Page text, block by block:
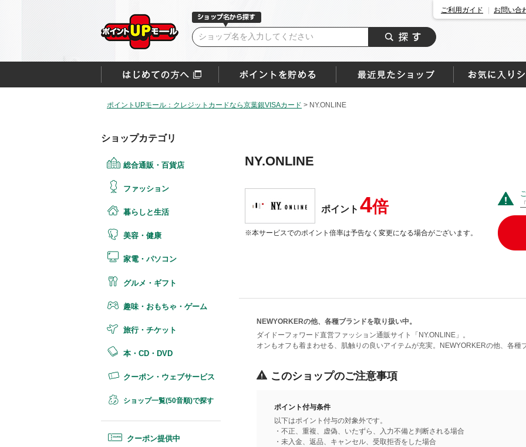
ご利用ガイド お問い合
ポイントUPモール：クレジットカードなら京葉銀VISAカード > NY.ONLINE
ショップカテゴリ
総合通販・百貨店
ファッション
暮らしと生活
美容・健康
家電・パソコン
グルメ・ギフト
趣味・おもちゃ・ゲーム
旅行・チケット
本・CD・DVD
クーポン・ウェブサービス
ショップ一覧(50音順)で探す
クーポン提供中
NY.ONLINE
ポイント 4倍
※本サービスでのポイント倍率は予告なく変更になる場合がございます。
NEWYORKERの他、各種ブランドを取り扱い中。
ダイドーフォワード直営ファッション通販サイト「NY.ONLINE」。
オンもオフも着まわせる、肌触りの良いアイテムが充実。NEWYORKERの他、各種
このショップのご注意事項
ポイント付与条件
以下はポイント付与の対象外です。
・不正、重複、虚偽、いたずら、入力不備と判断される場合
・未入金、返品、キャンセル、受取拒否をした場合